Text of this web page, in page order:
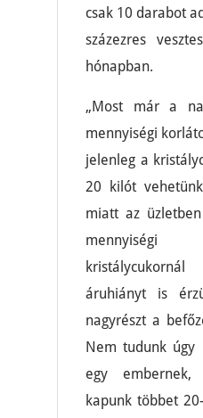
csak 10 darabot
százezres
hónapban.
„Most már a
mennyiségi
jelenleg a
20 kilót
miatt az
áruhiányt is
nagyrészt a
Nem tudunk úgy
egy
kapunk többet